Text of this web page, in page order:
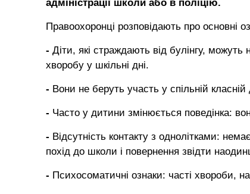
адміністрації школи або в поліцію.
Правоохоронці розповідають про основні
- Діти, які страждають від булінгу,
хворобу у шкільні дні.
- Вони не беруть участь у спільній
- Часто у дитини змінюється поведінка:
- Відсутність контакту з однолітками:
похід до школи і повернення звідти
- Психосоматичні ознаки: часті хвороби,